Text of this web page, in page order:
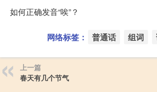
如何正确发音“唉”？
网络标签： 普通话 组词
上一篇
春天有几个节气